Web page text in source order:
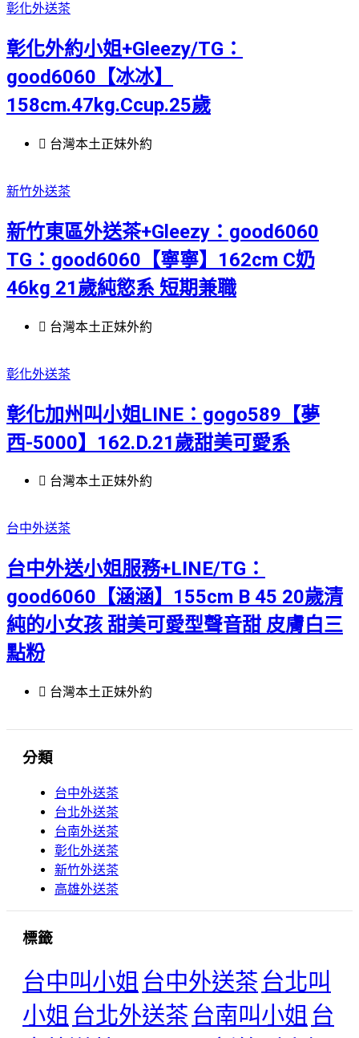
彰化外送茶
彰化外約小姐+Gleezy/TG：
good6060【冰冰】
158cm.47kg.Ccup.25歲
台灣本土正妹外約
新竹外送茶
新竹東區外送茶+Gleezy：good6060
TG：good6060【寧寧】162cm C奶
46kg 21歲純慾系 短期兼職
台灣本土正妹外約
彰化外送茶
彰化加州叫小姐LINE：gogo589【夢
西-5000】162.D.21歲甜美可愛系
台灣本土正妹外約
台中外送茶
台中外送小姐服務+LINE/TG：
good6060【涵涵】155cm B 45 20歲清
純的小女孩 甜美可愛型聲音甜 皮膚白三
點粉
台灣本土正妹外約
分類
台中外送茶
台北外送茶
台南外送茶
彰化外送茶
新竹外送茶
高雄外送茶
標籤
台中叫小姐 台中外送茶 台北叫
小姐 台北外送茶 台南叫小姐 台